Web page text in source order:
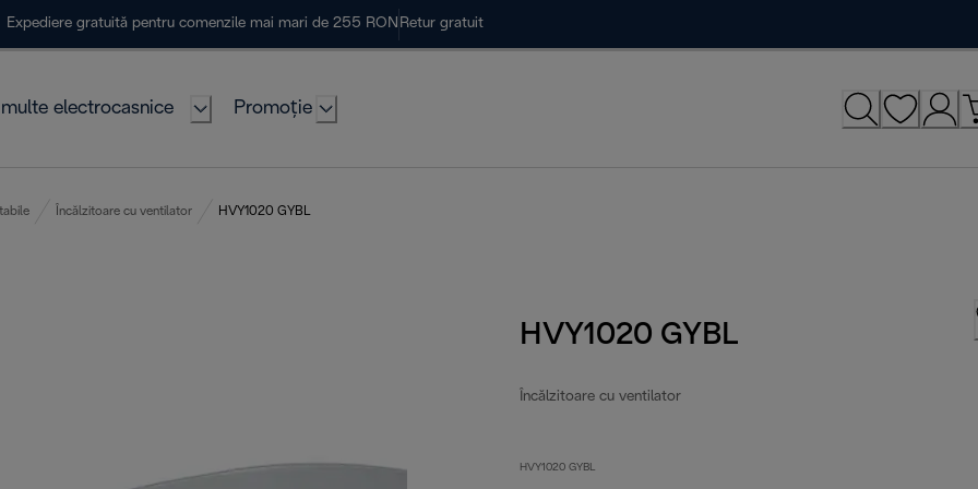
Expediere gratuită pentru comenzile mai mari de 255 RON Retur gratuit
electrocasnice Promoție
Încălzitoare cu ventilator HVY1020 GYBL
HVY1020 GYBL
Încălzitoare cu ventilator
HVY1020 GYBL